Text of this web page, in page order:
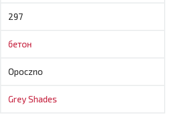
297
бетон
Opoczno
Grey Shades